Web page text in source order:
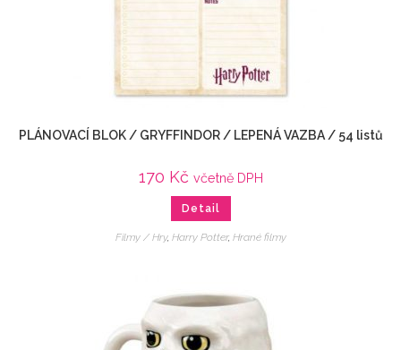
PLÁNOVACÍ BLOK / GRYFFINDOR / LEPENÁ VAZBA / 54 listů
170 Kč včetně DPH
Detail
Filmy / Hry, Harry Potter, Hrané filmy